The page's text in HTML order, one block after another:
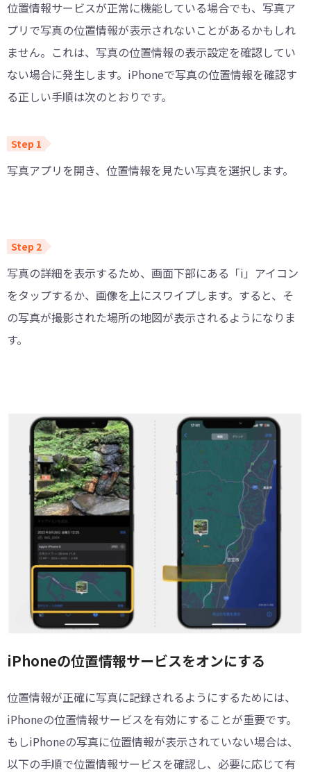
位置情報サービスが正常に機能している場合でも、写真ア
プリで写真の位置情報が表示されないことがあるかもしれ
ません。これは、写真の位置情報の表示設定を確認してい
ない場合に発生します。iPhoneで写真の位置情報を確認す
る正しい手順は次のとおりです。
写真アプリを開き、位置情報を見たい写真を選択します。
写真の詳細を表示するため、画面下部にある「i」アイコン
をタップするか、画像を上にスワイプします。すると、そ
の写真が撮影された場所の地図が表示されるようになりま
す。
iPhoneの位置情報サービスをオンにする
位置情報が正確に写真に記録されるようにするためには、
iPhoneの位置情報サービスを有効にすることが重要です。
もしiPhoneの写真に位置情報が表示されていない場合は、
以下の手順で位置情報サービスを確認し、必要に応じて有